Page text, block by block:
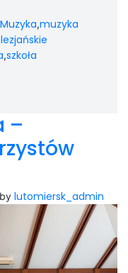
Muzyka,muzyka
,szkoła
–
by lutomiersk_admin